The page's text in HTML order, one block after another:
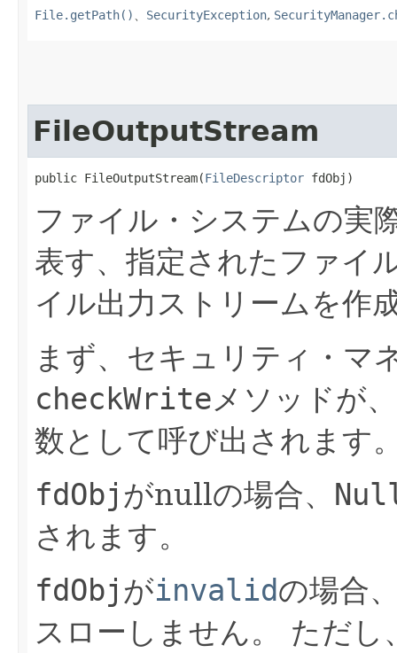
File.getPath() SecurityException,
FileOutputStream
public FileOutputStream​(FileDescriptor fdObj)
ファイル・システムの実
表す、指定されたファイ
イル出力ストリームを作
まず、セキュリティ・マ
checkWriteメソッドが
数として呼び出されます
fdObj がnullの場合、
されます。
fdObj がinvalidの場合
スローしません。
ただし